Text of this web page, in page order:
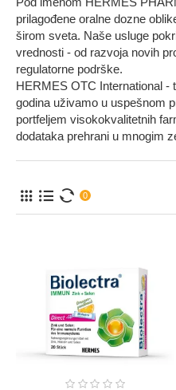
prilagođene oralne dozne
širom sveta. Naše usluge
vrednosti - od razvoja novih
regulatorne podrške.
HERMES OTC International -
godina uživamo u uspešnom
portfeljem visokokvalitetnih
dodataka prehrani u mnogim
0